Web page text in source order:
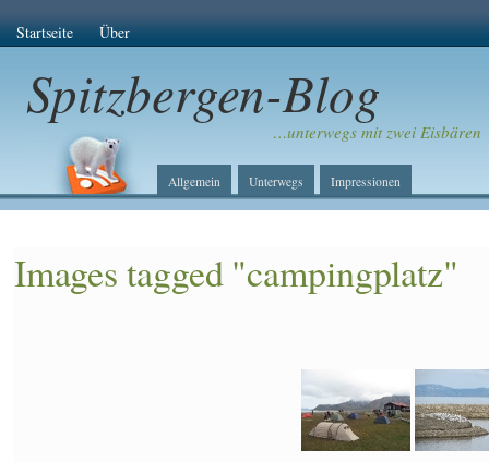
Startseite Über
Spitzbergen-Blog
…unterwegs mit zwei Eisbären
Allgemein Unterwegs Impressionen
Images tagged "campingplatz"